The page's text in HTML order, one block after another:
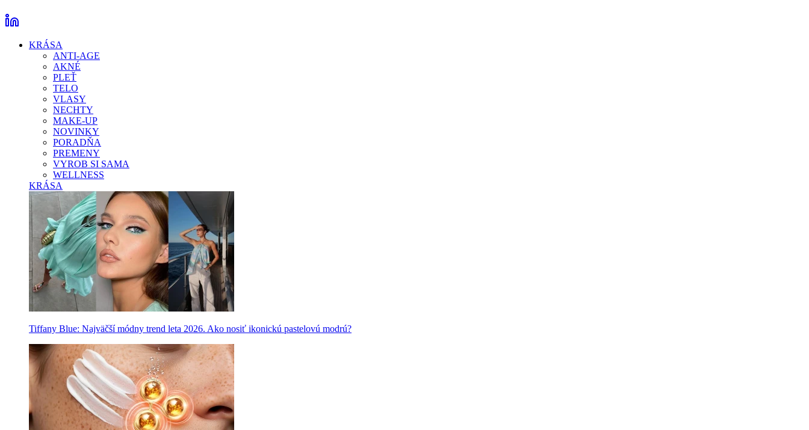
KRÁSA
ANTI-AGE
AKNÉ
PLEŤ
TELO
VLASY
NECHTY
MAKE-UP
NOVINKY
PORADŇA
PREMENY
VYROB SI SAMA
WELLNESS
KRÁSA
Tiffany Blue: Najväčší módny trend leta 2026. Ako nosiť ikonickú pastelovú modrú?